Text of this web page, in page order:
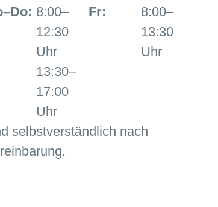
8:00–
12:30
Uhr
13:30–
17:00
Uhr
Fr:
8:00–
13:30
Uhr
selbstverständlich nach